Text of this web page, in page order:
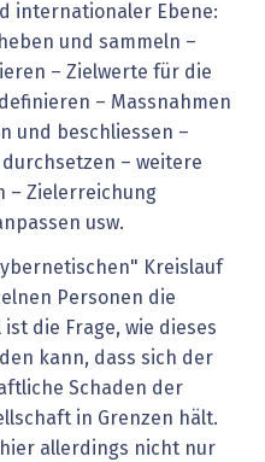
internationaler Ebene:
und sammeln –
– Zielwerte für die
– Massnahmen
und beschliessen –
– weitere
– Zielerreichung
usw.
Kreislauf
Personen die
die Frage, wie dieses
kann, dass sich der
Schaden der
in Grenzen hält.
allerdings nicht nur